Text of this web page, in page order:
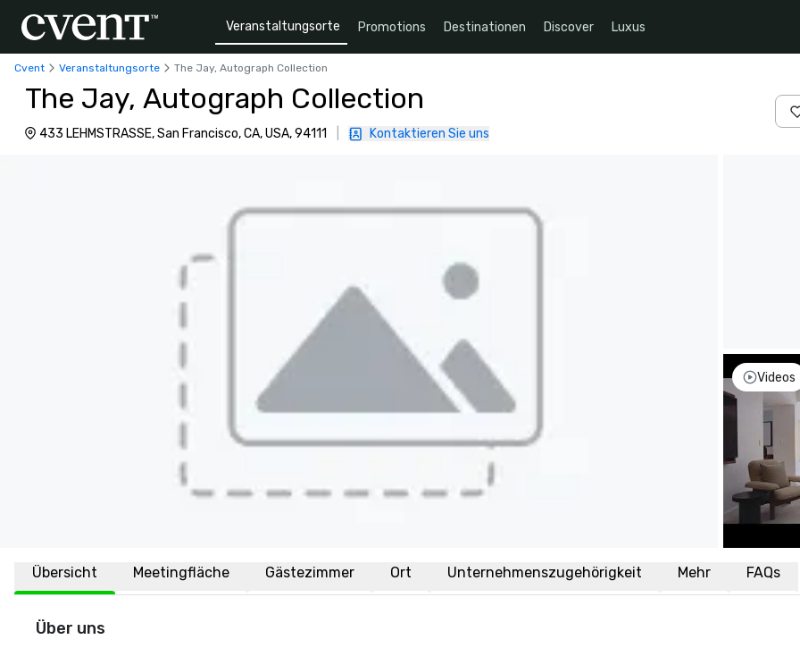
Veranstaltungsorte Promotions Destinationen Discover Luxus
Cvent Veranstaltungsorte The Jay, Autograph Collection
The Jay, Autograph Collection
433 LEHMSTRASSE, San Francisco, CA, USA, 94111 Kontaktieren Sie uns
Videos
Übersicht Meetingfläche Gästezimmer Ort Unternehmenszugehörigkeit Mehr FAQs
Über uns